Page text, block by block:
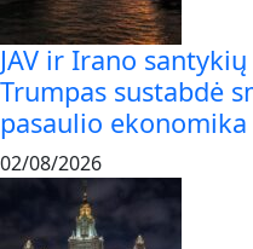
JAV ir Irano
Trumpas sustabdė
pasaulio ekonomika
02/08/2026